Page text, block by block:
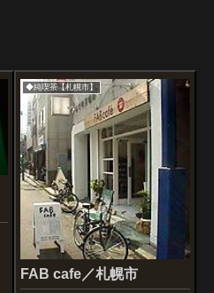
◆純喫茶【札幌市】
FAB cafe／札幌市